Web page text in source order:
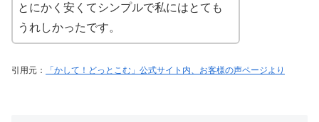
とにかく安くてシンプルで私にはとても
うれしかったです。
引用元： 「かして！どっとこむ」公式サイト内、お客様の声ページより